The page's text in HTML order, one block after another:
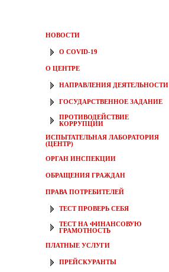
НОВОСТИ
О COVID-19
О ЦЕНТРЕ
НАПРАВЛЕНИЯ ДЕЯТЕЛЬНОСТИ
ГОСУДАРСТВЕННОЕ ЗАДАНИЕ
ПРОТИВОДЕЙСТВИЕ
КОРРУПЦИИ
ИСПЫТАТЕЛЬНАЯ ЛАБОРАТОРИЯ
(ЦЕНТР)
ОРГАН ИНСПЕКЦИИ
ОБРАЩЕНИЯ ГРАЖДАН
ПРАВА ПОТРЕБИТЕЛЕЙ
ТЕСТ ПРОВЕРЬ СЕБЯ
ТЕСТ НА ФИНАНСОВУЮ
ГРАМОТНОСТЬ
ПЛАТНЫЕ УСЛУГИ
ПРЕЙСКУРАНТЫ